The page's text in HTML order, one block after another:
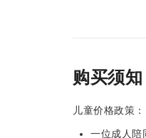
购买须知
儿童价格政策：
一位成人陪